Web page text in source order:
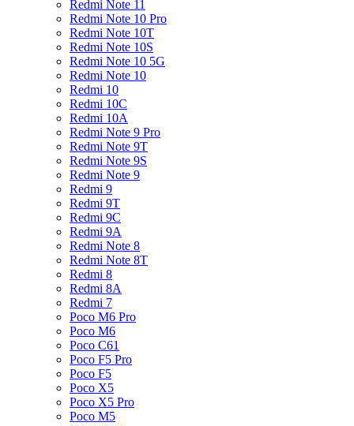
Redmi Note 11
Redmi Note 10 Pro
Redmi Note 10T
Redmi Note 10S
Redmi Note 10 5G
Redmi Note 10
Redmi 10
Redmi 10C
Redmi 10A
Redmi Note 9 Pro
Redmi Note 9T
Redmi Note 9S
Redmi Note 9
Redmi 9
Redmi 9T
Redmi 9C
Redmi 9A
Redmi Note 8
Redmi Note 8T
Redmi 8
Redmi 8A
Redmi 7
Poco M6 Pro
Poco M6
Poco C61
Poco F5 Pro
Poco F5
Poco X5
Poco X5 Pro
Poco M5